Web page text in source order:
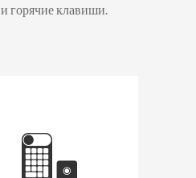
горячие клавиши.